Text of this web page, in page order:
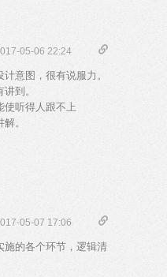
05-06 22:24
意图，很有说服力。
到。
使听得人跟不上
。
05-07 17:06
施的各个环节，逻辑清